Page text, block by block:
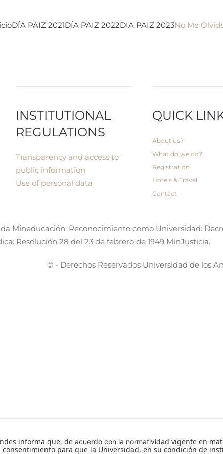
DÍA PAIZ 2021DÍA PAIZ 2022DIA PAIZ 2023No Me
INSTITUTIONAL
REGULATIONS
Transparency and access to
public information
Use of personal data
QUICK
About us?
What do we do?
Registration
Hotels & Travel
Contact
Mineducación. Reconocimiento como Universidad:
Resolución 28 del 23 de febrero de 1949 MinJusticia.
© - Derechos Reservados Universidad de los